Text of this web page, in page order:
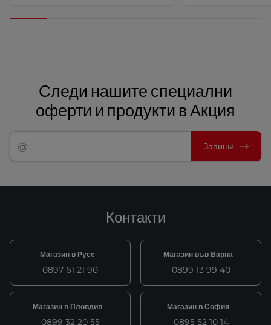
Следи нашите специални
оферти и продукти в Акция
Запиши
Контакти
Магазин в Русе
0897 61 21 90
Магазин във Варна
0899 13 99 40
Магазин в Пловдив
0899 32 20 55
Магазин в София
0895 52 10 14